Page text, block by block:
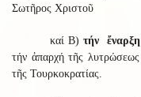
Σωτῆρος Χριστοῦ
καί Β)τήν
τήν ἀπαρχή τῆς
τῆς Τουρκοκρατίας.